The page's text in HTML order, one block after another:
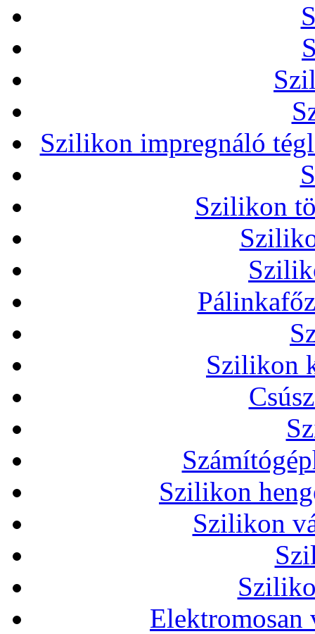
Szilikon impregnáló
Szilikon
Szilikon
Szilikon
Szilikon
Elektromosan